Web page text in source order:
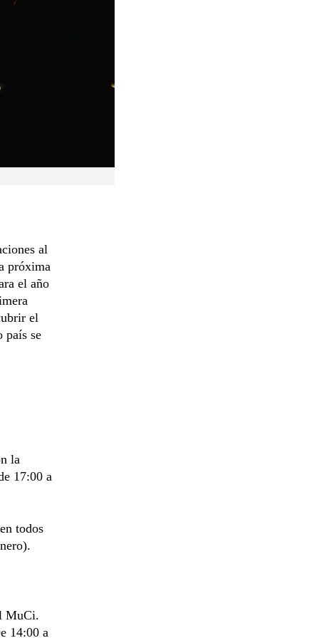
al
próxima
el año
el
país se
la
17:00 a
todos
MuCi.
14:00 a